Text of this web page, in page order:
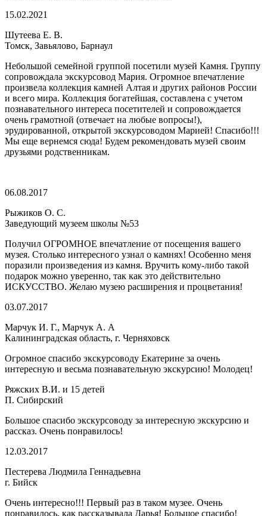
15.02.2021
Шутеева Е. В.
Томск, Завьялово, Барнаул
Небольшой семейной группой посетили музей Камня. Группу
сопровождала экскурсовод Мария. Огромное впечатление
произвела коллекция камней Алтая и других районов России
и всего мира. Коллекция богатейшая, составлена с учетом
познавательного интереса посетителей и сопровождается
очень грамотной (отвечает на любые вопросы!),
эрудированной, открытой экскурсоводом Марией! Спасибо!!!
Мы еще вернемся сюда! Будем рекомендовать музей своим
друзьями родственникам.
06.08.2017
Рыжиков О. С.
Заведующий музеем школы №53
Получил ОГРОМНОЕ впечатление от посещения вашего
музея. Столько интересного узнал о камнях! Особенно меня
поразили произведения из камня. Вручить кому-либо такой
подарок можно уверенно, так как это действительно
ИСКУССТВО. Желаю музею расширения и процветания!
03.07.2017
Марчук И. Г., Марчук А. А
Калининградская область, г. Черняховск
Огромное спасибо экскурсоводу Екатерине за очень
интересную и весьма познавательную экскурсию! Молодец!
Ряжских В.И. и 15 детей
П. Сибирский
Большое спасибо экскурсоводу за интересную экскурсию и
рассказ. Очень понравилось!
12.03.2017
Пестерева Людмила Геннадьевна
г. Бийск
Очень интересно!!! Первый раз в таком музее. Очень
понравилось, как рассказывала Дарья! Большое спасибо!